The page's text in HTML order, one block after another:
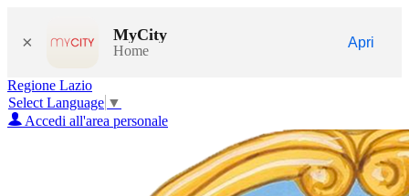
× MyCity
Home
Apri
Regione Lazio
Select Language ▼
Accedi all'area personale